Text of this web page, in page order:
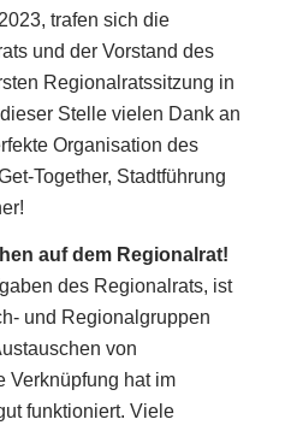
trafen sich die
und der Vorstand des
Regionalratssitzung in
Stelle vielen Dank an
Organisation des
Together, Stadtführung
auf dem Regionalrat!
des Regionalrats, ist
und Regionalgruppen
von
Verknüpfung hat im
funktioniert. Viele